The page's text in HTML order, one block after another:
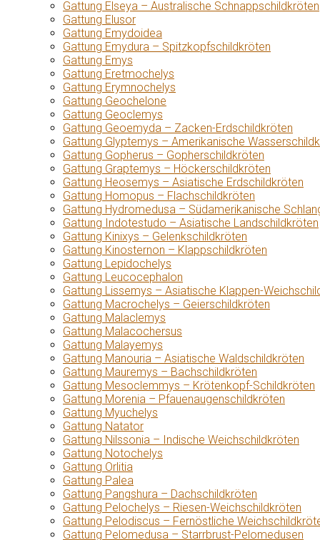
Gattung Elseya – Australische Schnappschildkröten
Gattung Elusor
Gattung Emydoidea
Gattung Emydura – Spitzkopfschildkröten
Gattung Emys
Gattung Eretmochelys
Gattung Erymnochelys
Gattung Geochelone
Gattung Geoclemys
Gattung Geoemyda – Zacken-Erdschildkröten
Gattung Glyptemys – Amerikanische
Gattung Gopherus – Gopherschildkröten
Gattung Graptemys – Höckerschildkröten
Gattung Heosemys – Asiatische Erdschildkröten
Gattung Homopus – Flachschildkröten
Gattung Hydromedusa – Südamerikanische
Gattung Indotestudo – Asiatische Landschildkröten
Gattung Kinixys – Gelenkschildkröten
Gattung Kinosternon – Klappschildkröten
Gattung Lepidochelys
Gattung Leucocephalon
Gattung Lissemys – Asiatische Klappen-
Gattung Macrochelys – Geierschildkröten
Gattung Malaclemys
Gattung Malacochersus
Gattung Malayemys
Gattung Manouria – Asiatische Waldschildkröten
Gattung Mauremys – Bachschildkröten
Gattung Mesoclemmys – Krötenkopf-Schildkröten
Gattung Morenia – Pfauenaugenschildkröten
Gattung Myuchelys
Gattung Natator
Gattung Nilssonia – Indische Weichschildkröten
Gattung Notochelys
Gattung Orlitia
Gattung Palea
Gattung Pangshura – Dachschildkröten
Gattung Pelochelys – Riesen-Weichschildkröten
Gattung Pelodiscus – Fernöstliche
Gattung Pelomedusa – Starrbrust-Pelomedusen